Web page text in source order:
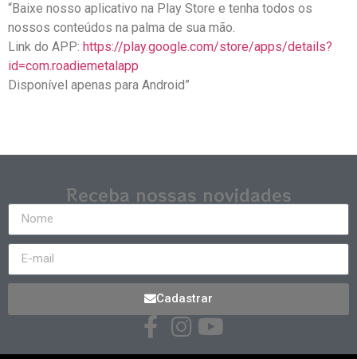
“Baixe nosso aplicativo na Play Store e tenha todos os
nossos conteúdos na palma de sua mão.
Link do APP: https://play.google.com/store/apps/details?
id=com.roadiemetalapp
Disponível apenas para Android”
Receba nossas novidades
Cadastrar